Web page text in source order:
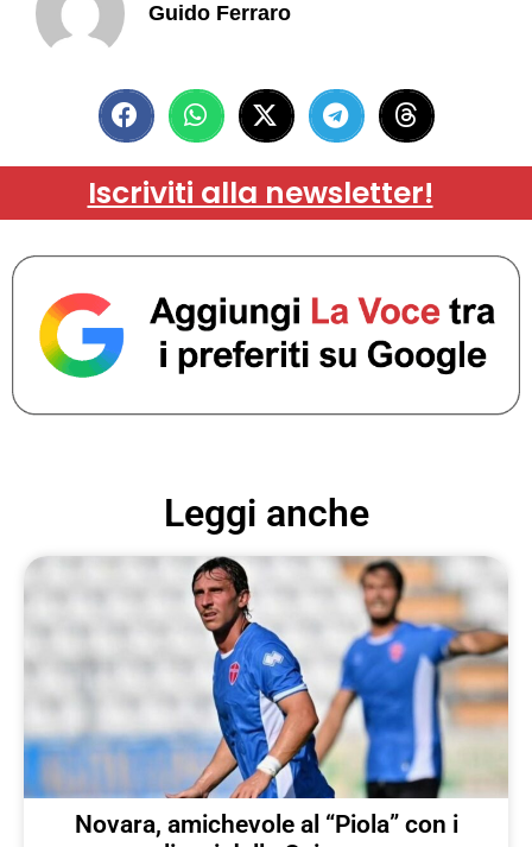
Guido Ferraro
Iscriviti alla newsletter!
Leggi anche
Novara, amichevole al “Piola” con i